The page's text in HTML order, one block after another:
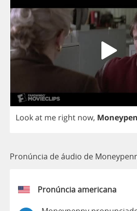
Lookat me right now,
Pronúncia de áudio de
Pronúncia americana